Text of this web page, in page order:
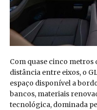
Com quase cinco
distância entre eixos, o
espaço disponível a
bancos, materiais
tecnológica, dominada